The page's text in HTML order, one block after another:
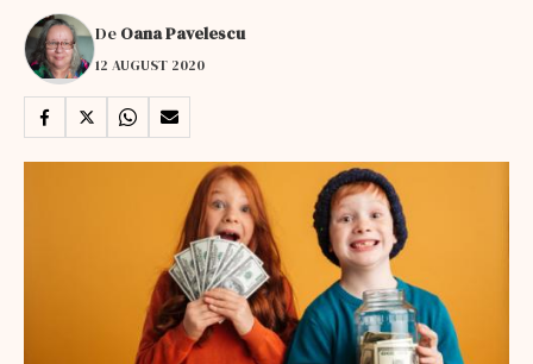
De Oana Pavelescu
12 AUGUST 2020